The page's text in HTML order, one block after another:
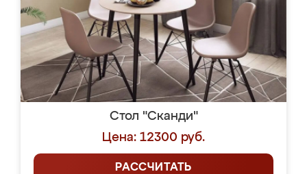
Стол "Сканди"
Цена: 12300 руб.
РАССЧИТАТЬ